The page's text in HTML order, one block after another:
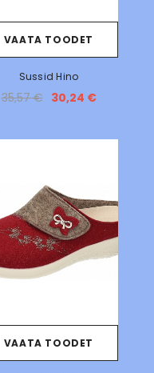
VAATA TOODET
Sussid Hino
35,57 € 30,24 €
VAATA TOODET